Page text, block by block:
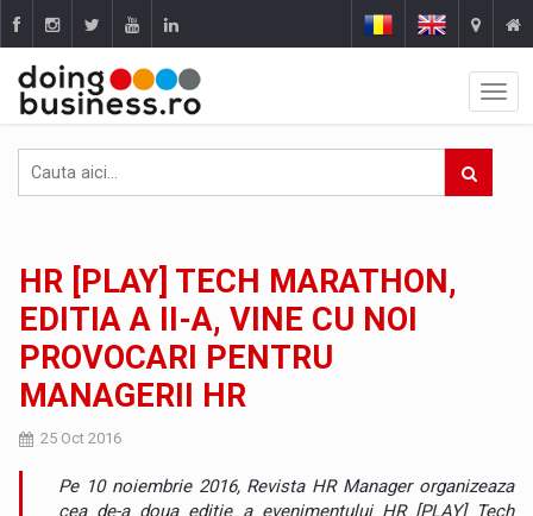
HR [PLAY] TECH MARATHON,
EDITIA A II-A, VINE CU NOI
PROVOCARI PENTRU
MANAGERII HR
25 Oct 2016
Pe 10 noiembrie 2016, Revista HR Manager organizeaza
cea de-a doua editie a evenimentului HR [PLAY] Tech